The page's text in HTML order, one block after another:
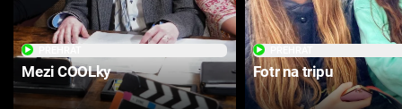
Mezi COOLky Fotr na tripu